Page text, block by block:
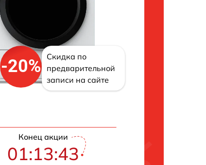
-20%
Скидка по
предварительной
записи на сайте
Конец акции
01:13:42